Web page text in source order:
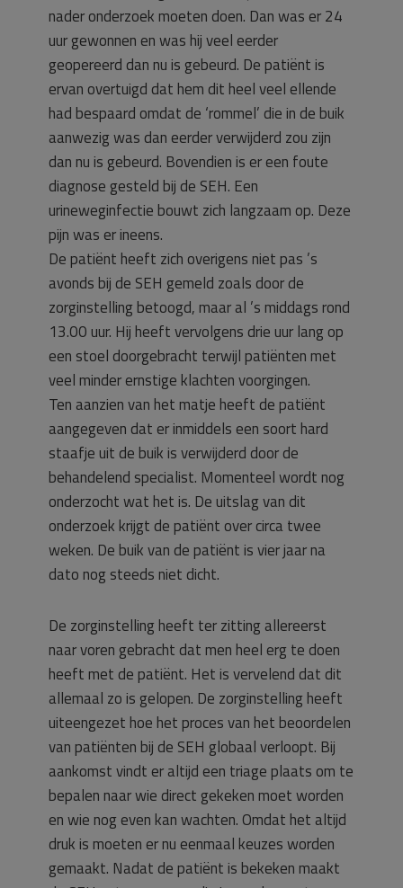
nader onderzoek moeten doen. Dan was er 24
uur gewonnen en was hij veel eerder
geopereerd dan nu is gebeurd. De patiënt is
ervan overtuigd dat hem dit heel veel ellende
had bespaard omdat de ‘rommel’ die in de buik
aanwezig was dan eerder verwijderd zou zijn
dan nu is gebeurd. Bovendien is er een foute
diagnose gesteld bij de SEH. Een
urineweginfectie bouwt zich langzaam op. Deze
pijn was er ineens.
De patiënt heeft zich overigens niet pas ’s
avonds bij de SEH gemeld zoals door de
zorginstelling betoogd, maar al ’s middags rond
13.00 uur. Hij heeft vervolgens drie uur lang op
een stoel doorgebracht terwijl patiënten met
veel minder ernstige klachten voorgingen.
Ten aanzien van het matje heeft de patiënt
aangegeven dat er inmiddels een soort hard
staafje uit de buik is verwijderd door de
behandelend specialist. Momenteel wordt nog
onderzocht wat het is. De uitslag van dit
onderzoek krijgt de patiënt over circa twee
weken. De buik van de patiënt is vier jaar na
dato nog steeds niet dicht.
De zorginstelling heeft ter zitting allereerst
naar voren gebracht dat men heel erg te doen
heeft met de patiënt. Het is vervelend dat dit
allemaal zo is gelopen. De zorginstelling heeft
uiteengezet hoe het proces van het beoordelen
van patiënten bij de SEH globaal verloopt. Bij
aankomst vindt er altijd een triage plaats om te
bepalen naar wie direct gekeken moet worden
en wie nog even kan wachten. Omdat het altijd
druk is moeten er nu eenmaal keuzes worden
gemaakt. Nadat de patiënt is bekeken maakt